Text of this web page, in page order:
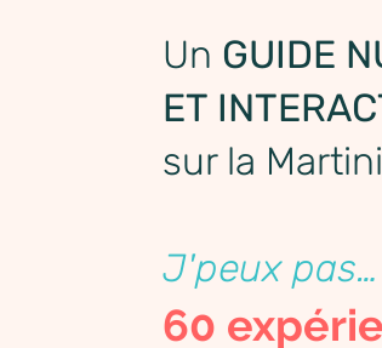
Un GUIDE
ET
sur la
J'peux
60